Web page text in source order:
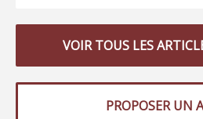
VOIR TOUS LES
PROPOSER UN